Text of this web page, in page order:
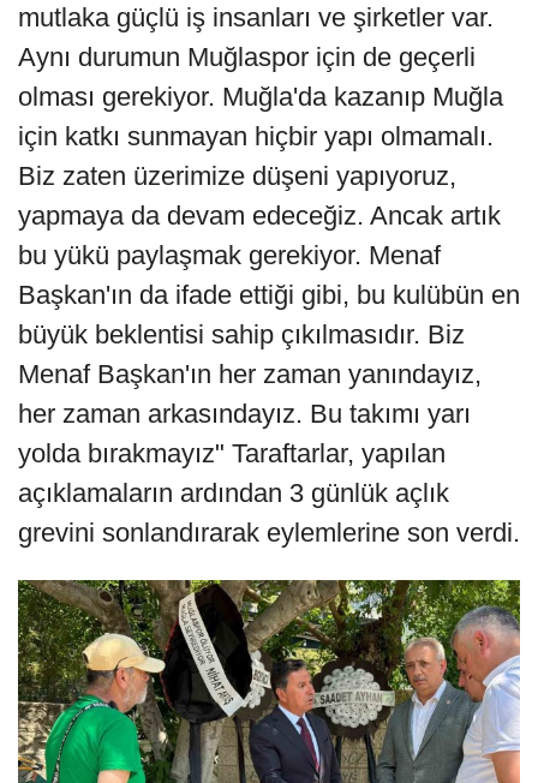
mutlaka güçlü iş insanları ve şirketler var.
Aynı durumun Muğlaspor için de geçerli
olması gerekiyor. Muğla'da kazanıp Muğla
için katkı sunmayan hiçbir yapı olmamalı.
Biz zaten üzerimize düşeni yapıyoruz,
yapmaya da devam edeceğiz. Ancak artık
bu yükü paylaşmak gerekiyor. Menaf
Başkan'ın da ifade ettiği gibi, bu kulübün en
büyük beklentisi sahip çıkılmasıdır. Biz
Menaf Başkan'ın her zaman yanındayız,
her zaman arkasındayız. Bu takımı yarı
yolda bırakmayız" Taraftarlar, yapılan
açıklamaların ardından 3 günlük açlık
grevini sonlandırarak eylemlerine son verdi.